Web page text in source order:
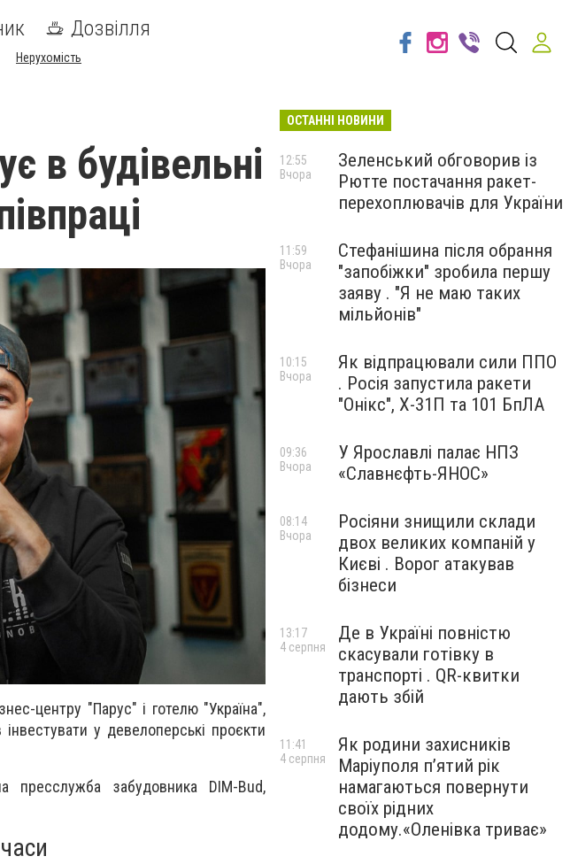
Дозвілля
Нерухомість
в будівельні
центру "Парус" і готелю "Україна",
у девелоперські проєкти
пресслужба забудовника DIM-Bud,
ОСТАННІ НОВИНИ
Зеленський обговорив із
Рютте постачання ракет-
перехоплювачів для України
12:55
Вчора
Стефанішина після обрання
"запобіжки" зробила першу
заяву . "Я не маю таких
мільйонів"
11:59
Вчора
Як відпрацювали сили ППО
. Росія запустила ракети
"Онікс", Х-31П та 101 БпЛА
10:15
Вчора
У Ярославлі палає НПЗ
«Славнєфть-ЯНОС»
09:36
Вчора
Росіяни знищили склади
двох великих компаній у
Києві . Ворог атакував
бізнеси
08:14
Вчора
Де в Україні повністю
скасували готівку в
транспорті . QR-квитки
дають збій
13:17
4 серпня
Як родини захисників
Маріуполя пʼятий рік
намагаються повернути
своїх рідних
додому.«Оленівка триває»
11:41
4 серпня